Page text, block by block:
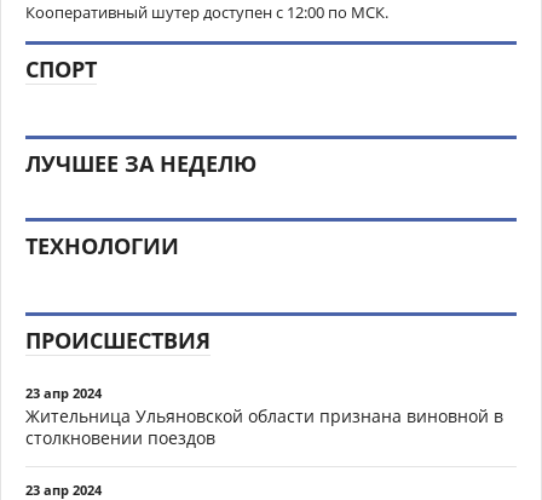
Кооперативный шутер доступен с 12:00 по МСК.
СПОРТ
ЛУЧШЕЕ ЗА НЕДЕЛЮ
ТЕХНОЛОГИИ
ПРОИСШЕСТВИЯ
23 апр 2024
Жительница Ульяновской области признана виновной в
столкновении поездов
23 апр 2024